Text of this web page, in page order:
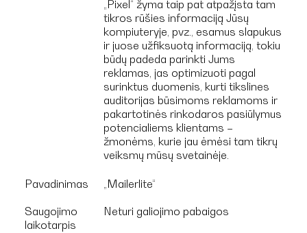
„Pixel“ žyma taip pat atpažįsta tam
tikros rūšies informaciją Jūsų
kompiuteryje, pvz., esamus slapukus
ir juose užfiksuotą informaciją, tokiu
būdų padeda parinkti Jums
reklamas, jas optimizuoti pagal
surinktus duomenis, kurti tikslines
auditorijas būsimoms reklamoms ir
pakartotinės rinkodaros pasiūlymus
potencialiems klientams –
žmonėms, kurie jau ėmėsi tam tikrų
veiksmų mūsų svetainėje.
Pavadinimas
Saugojimo
laikotarpis
„Mailerlite“
Neturi galiojimo pabaigos